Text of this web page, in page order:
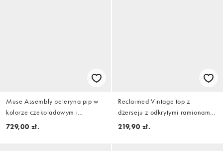
Muse Assembly peleryna pip w
kolorze czekoladowym i
niebieskim
729,00 zł.
Reclaimed Vintage top z
dżerseju z odkrytymi ramionami i
frędzlami w kolorze kremowym
219,90 zł.